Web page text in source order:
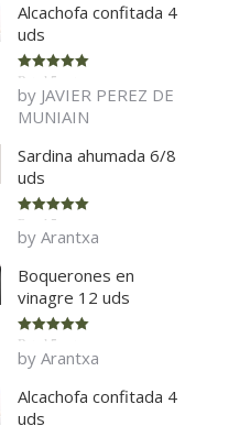
Alcachofa confitada 4
uds
Rated 5
of 5
by JAVIER PEREZ DE
MUNIAIN
Sardina ahumada 6/8
uds
Rated 5
of 5
by Arantxa
Boquerones en
vinagre 12 uds
Rated 5
of 5
by Arantxa
Alcachofa confitada 4
uds